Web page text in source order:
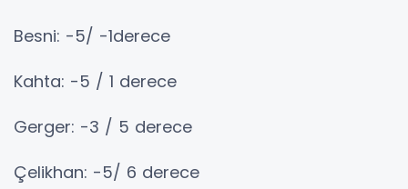
Besni: -5/ -1derece
Kahta: -5 / 1 derece
Gerger: -3 / 5 derece
Çelikhan: -5/ 6 derece